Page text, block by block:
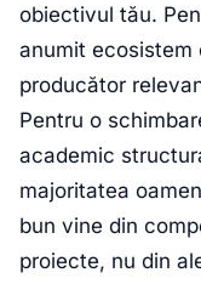
obiectivul tău.
anumit ecosistem
producător
Pentru o
academic
majoritatea
bun vine din
proiecte, nu din